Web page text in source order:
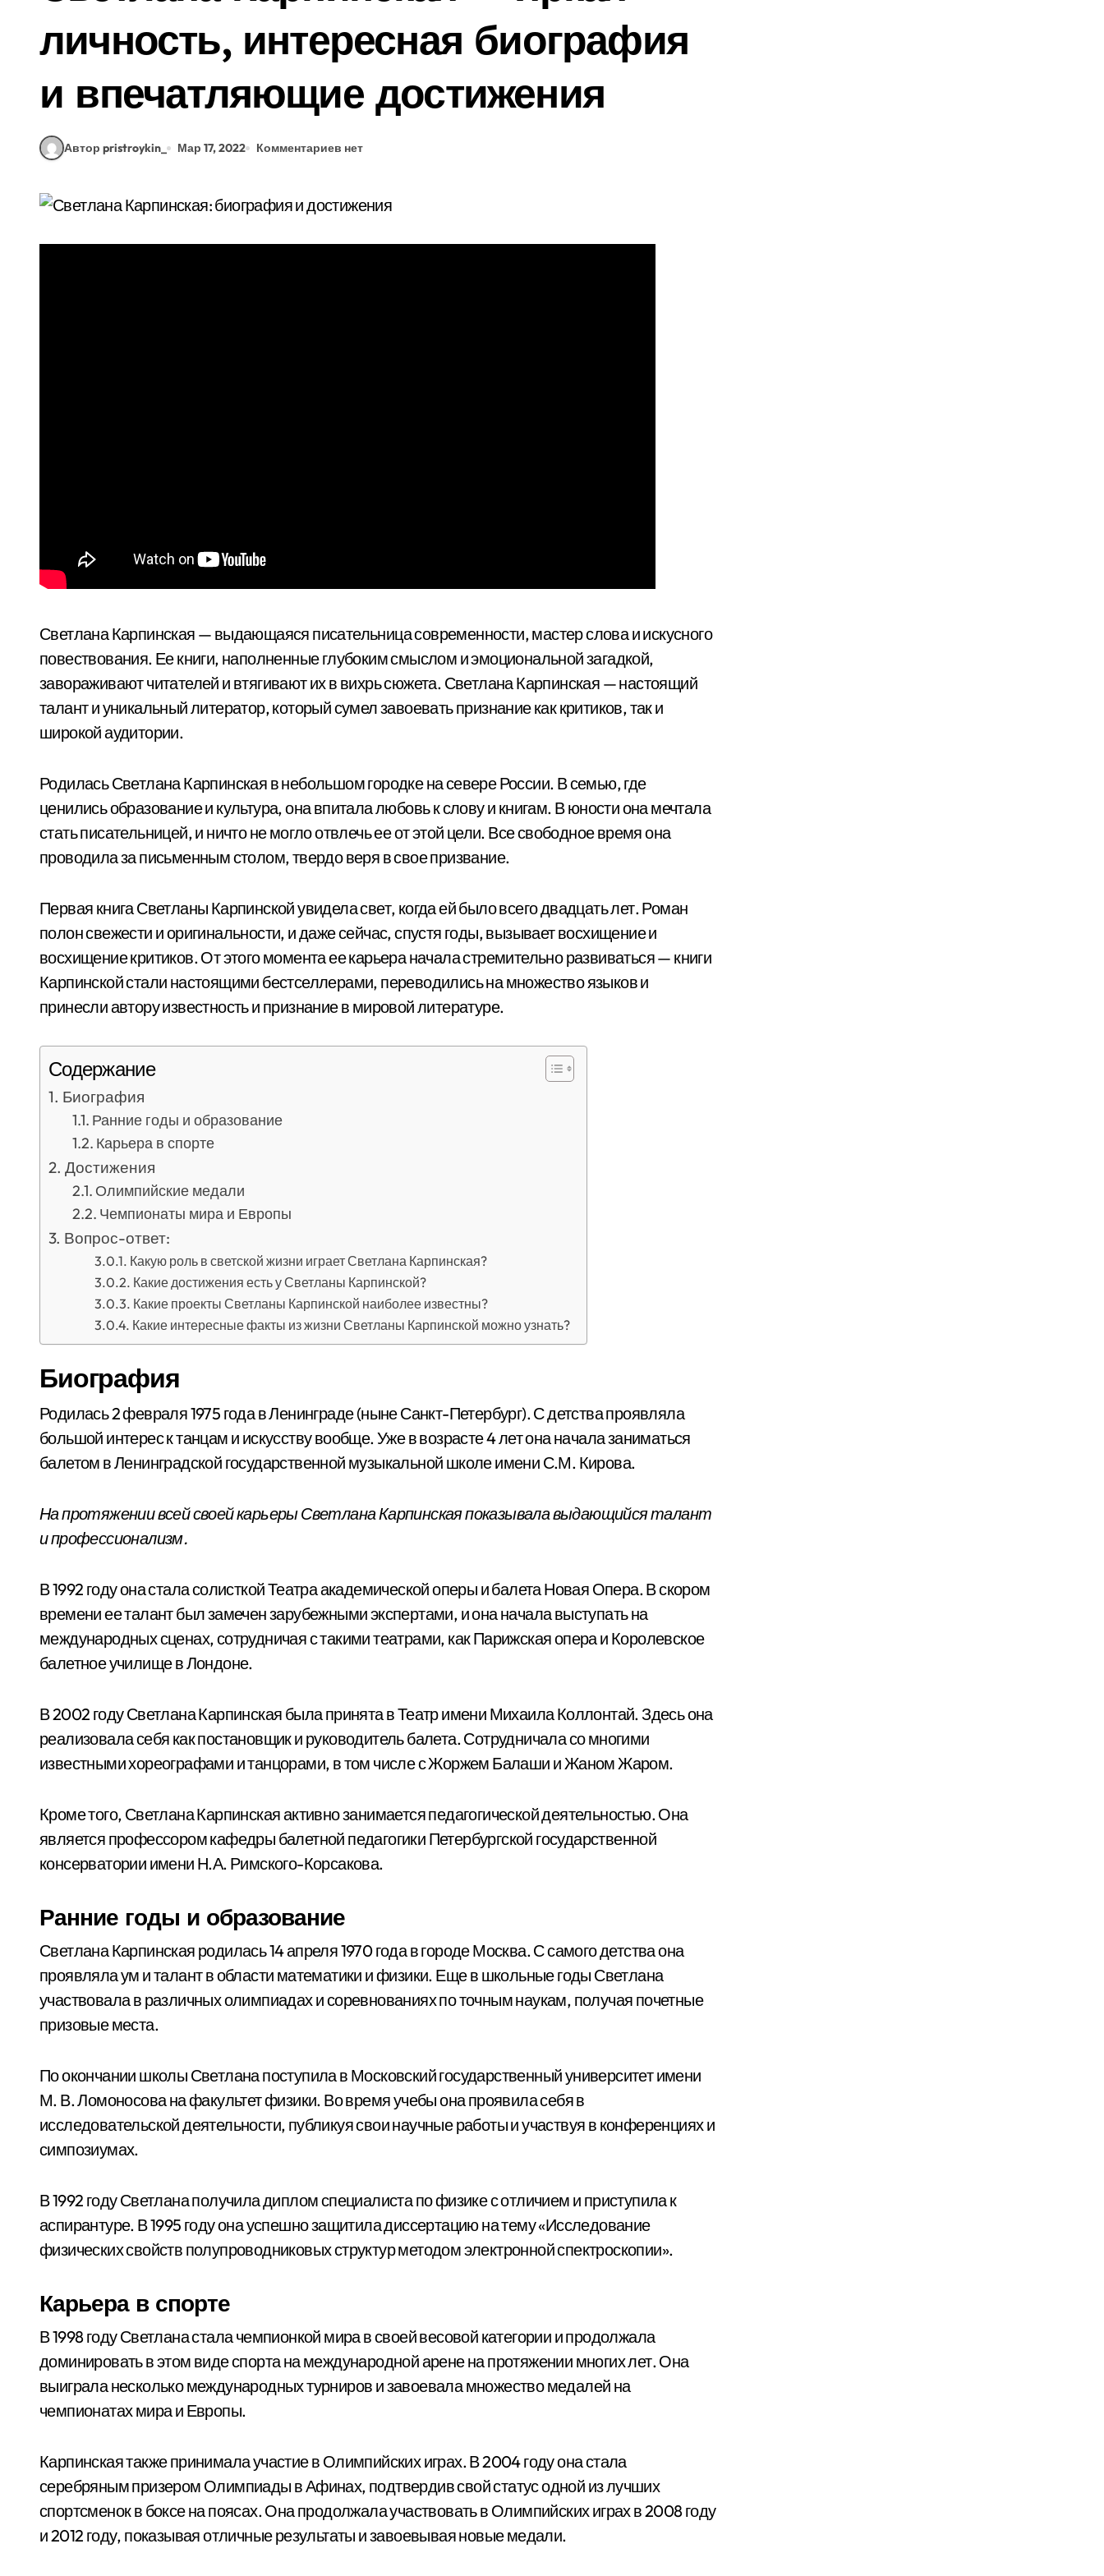
личность, интересная биография
и впечатляющие достижения
Автор pristroykin_ Мар 17, 2022 Комментариев нет
Светлана Карпинская — выдающаяся писательница современности, мастер слова и искусного
повествования. Ее книги, наполненные глубоким смыслом и эмоциональной загадкой,
завораживают читателей и втягивают их в вихрь сюжета. Светлана Карпинская — настоящий
талант и уникальный литератор, который сумел завоевать признание как критиков, так и
широкой аудитории.
Родилась Светлана Карпинская в небольшом городке на севере России. В семью, где
ценились образование и культура, она впитала любовь к слову и книгам. В юности она мечтала
стать писательницей, и ничто не могло отвлечь ее от этой цели. Все свободное время она
проводила за письменным столом, твердо веря в свое призвание.
Первая книга Светланы Карпинской увидела свет, когда ей было всего двадцать лет. Роман
полон свежести и оригинальности, и даже сейчас, спустя годы, вызывает восхищение и
восхищение критиков. От этого момента ее карьера начала стремительно развиваться — книги
Карпинской стали настоящими бестселлерами, переводились на множество языков и
принесли автору известность и признание в мировой литературе.
Содержание
Биография
Ранние годы и образование
Карьера в спорте
Достижения
Олимпийские медали
Чемпионаты мира и Европы
Вопрос-ответ:
Какую роль в светской жизни играет Светлана Карпинская?
Какие достижения есть у Светланы Карпинской?
Какие проекты Светланы Карпинской наиболее известны?
Какие интересные факты из жизни Светланы Карпинской можно узнать?
Биография
Родилась 2 февраля 1975 года в Ленинграде (ныне Санкт-Петербург). С детства проявляла
большой интерес к танцам и искусству вообще. Уже в возрасте 4 лет она начала заниматься
балетом в Ленинградской государственной музыкальной школе имени С.М. Кирова.
На протяжении всей своей карьеры Светлана Карпинская показывала выдающийся талант
и профессионализм.
В 1992 году она стала солисткой Театра академической оперы и балета Новая Опера. В скором
времени ее талант был замечен зарубежными экспертами, и она начала выступать на
международных сценах, сотрудничая с такими театрами, как Парижская опера и Королевское
балетное училище в Лондоне.
В 2002 году Светлана Карпинская была принята в Театр имени Михаила Коллонтай. Здесь она
реализовала себя как постановщик и руководитель балета. Сотрудничала со многими
известными хореографами и танцорами, в том числе с Жоржем Балаши и Жаном Жаром.
Кроме того, Светлана Карпинская активно занимается педагогической деятельностью. Она
является профессором кафедры балетной педагогики Петербургской государственной
консерватории имени Н.А. Римского-Корсакова.
Ранние годы и образование
Светлана Карпинская родилась 14 апреля 1970 года в городе Москва. С самого детства она
проявляла ум и талант в области математики и физики. Еще в школьные годы Светлана
участвовала в различных олимпиадах и соревнованиях по точным наукам, получая почетные
призовые места.
По окончании школы Светлана поступила в Московский государственный университет имени
М. В. Ломоносова на факультет физики. Во время учебы она проявила себя в
исследовательской деятельности, публикуя свои научные работы и участвуя в конференциях и
симпозиумах.
В 1992 году Светлана получила диплом специалиста по физике с отличием и приступила к
аспирантуре. В 1995 году она успешно защитила диссертацию на тему «Исследование
физических свойств полупроводниковых структур методом электронной спектроскопии».
Карьера в спорте
В 1998 году Светлана стала чемпионкой мира в своей весовой категории и продолжала
доминировать в этом виде спорта на международной арене на протяжении многих лет. Она
выиграла несколько международных турниров и завоевала множество медалей на
чемпионатах мира и Европы.
Карпинская также принимала участие в Олимпийских играх. В 2004 году она стала
серебряным призером Олимпиады в Афинах, подтвердив свой статус одной из лучших
спортсменок в боксе на поясах. Она продолжала участвовать в Олимпийских играх в 2008 году
и 2012 году, показывая отличные результаты и завоевывая новые медали.